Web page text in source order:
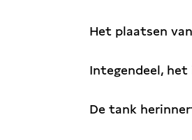
Het plaatsen
Integendeel, het
De tank